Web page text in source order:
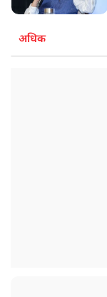
अधिक